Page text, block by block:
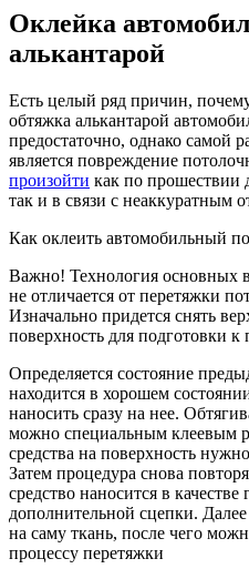
Оклейка
алькантарой
Есть целый ряд причин, почему
обтяжка алькантарой
предостаточно, однако самой
является повреждение
произойти как по прошествии
так и в связи с неаккуратным
Как оклеить автомобильный
Важно! Технология основных
не отличается от перетяжки
Изначально придется снять
поверхность для подготовки
Определяется состояние
находится в хорошем
наносить сразу на нее.
можно специальным клеевым
средства на поверхность
Затем процедура снова
средство наносится в качестве
дополнительной сцепки.
на саму ткань, после чего
процессу перетяжки